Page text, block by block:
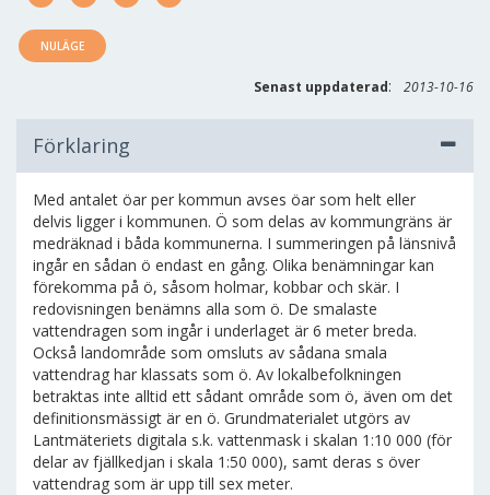
NULÄGE
Senast uppdaterad: 2013-10-16
Förklaring
Med antalet öar per kommun avses öar som helt eller
delvis ligger i kommunen. Ö som delas av kommungräns är
medräknad i båda kommunerna. I summeringen på länsnivå
ingår en sådan ö endast en gång. Olika benämningar kan
förekomma på ö, såsom holmar, kobbar och skär. I
redovisningen benämns alla som ö. De smalaste
vattendragen som ingår i underlaget är 6 meter breda.
Också landområde som omsluts av sådana smala
vattendrag har klassats som ö. Av lokalbefolkningen
betraktas inte alltid ett sådant område som ö, även om det
definitionsmässigt är en ö. Grundmaterialet utgörs av
Lantmäteriets digitala s.k. vattenmask i skalan 1:10 000 (för
delar av fjällkedjan i skala 1:50 000), samt deras s över
vattendrag som är upp till sex meter.